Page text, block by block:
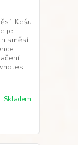
Kešu
je
směsí,
Skladem